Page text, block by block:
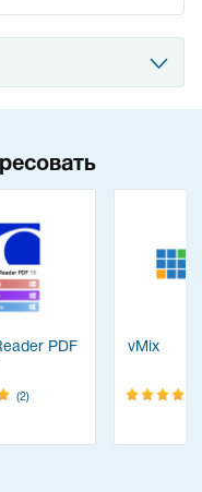
PDF
(2)
vMix